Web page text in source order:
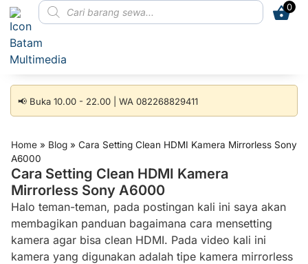
0
📢 Buka 10.00 - 22.00 | WA 082268829411
Home » Blog » Cara Setting Clean HDMI Kamera Mirrorless Sony
A6000
Cara Setting Clean HDMI Kamera
Mirrorless Sony A6000
Halo teman-teman, pada postingan kali ini saya akan
membagikan panduan bagaimana cara mensetting
kamera agar bisa clean HDMI. Pada video kali ini
kamera yang digunakan adalah tipe kamera mirrorless